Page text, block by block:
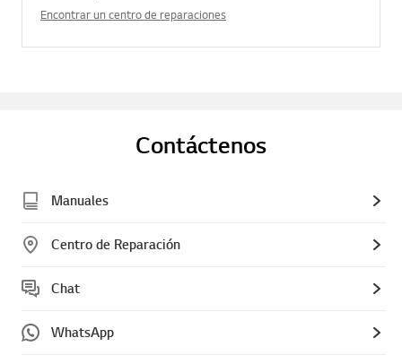
Encontrar un centro de reparaciones
Contáctenos
Manuales
Centro de Reparación
Chat
WhatsApp